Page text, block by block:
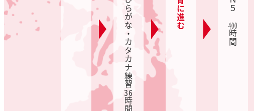
ひらがな・カタカナ練習
36
時間
400
時間